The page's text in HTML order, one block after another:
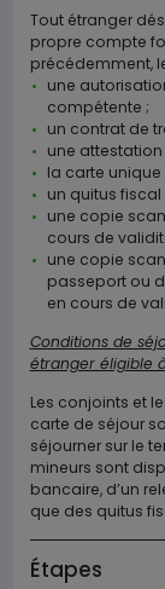
Tout étranger
propre compte
précédemment,
une
compétente ;
un contrat de
une attestation
la carte unique
un quitus fiscal
une copie
cours de
une copie
passeport ou
en cours de
Conditions de
étranger éligible
Les conjoints et
carte de séjour
séjourner sur le
mineurs sont
bancaire, d’un
que des quitus
Étapes